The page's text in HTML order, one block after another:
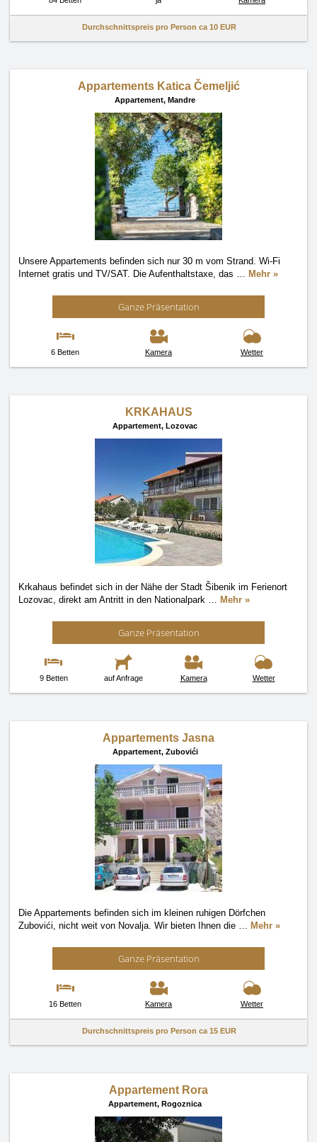
Durchschnittspreis pro Person ca 10 EUR
Appartements Katica Čemeljić
Appartement, Mandre
Unsere Appartements befinden sich nur 30 m vom Strand. Wi-Fi
Internet gratis und TV/SAT. Die Aufenthaltstaxe, das … Mehr »
Ganze Präsentation
6 Betten Kamera Wetter
KRKAHAUS
Appartement, Lozovac
Krkahaus befindet sich in der Nähe der Stadt Šibenik im Ferienort
Lozovac, direkt am Antritt in den Nationalpark … Mehr »
Ganze Präsentation
9 Betten auf Anfrage Kamera Wetter
Appartements Jasna
Appartement, Zubovići
Die Appartements befinden sich im kleinen ruhigen Dörfchen
Zubovići, nicht weit von Novalja. Wir bieten Ihnen die … Mehr »
Ganze Präsentation
16 Betten Kamera Wetter
Durchschnittspreis pro Person ca 15 EUR
Appartement Rora
Appartement, Rogoznica